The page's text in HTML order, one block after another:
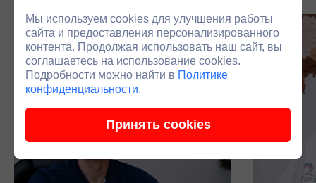
Мы используем cookies для улучшения работы
сайта и предоставления персонализированного
контента. Продолжая использовать наш сайт, вы
соглашаетесь на использование cookies.
Подробности можно найти в Политике
конфиденциальности.
Принять cookies